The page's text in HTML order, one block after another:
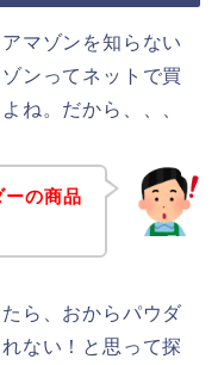
マゾンを知らない
ンってネットで買
ね。だから、、、
ーの商品
ら、おからパウダ
ない！と思って探